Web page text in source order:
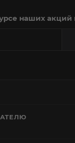
наших акций